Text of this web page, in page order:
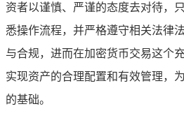
资者以谨慎、严谨的态度去对待，
悉操作流程，并严格遵守相关法律
与合规，进而在加密货币交易这个
实现资产的合理配置和有效管理，
的基础。